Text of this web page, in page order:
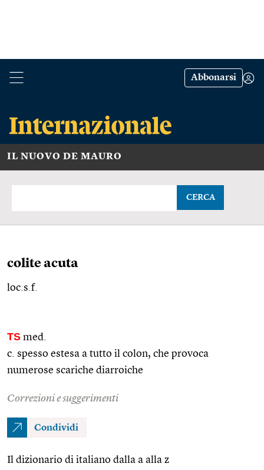
Abbonarsi
IL NUOVO DE MAURO
CERCA
colite acuta
loc.s.f.
TS med.
c. spesso estesa a tutto il colon, che provoca
numerose scariche diarroiche
Correzioni e suggerimenti
Condividi
Il dizionario di italiano dalla a alla z